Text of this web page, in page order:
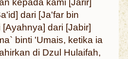
kepada kami [Jarir]
dari [Ja'far bin
dari [Jabir]
binti 'Umais, ketika ia
di Dzul Hulaifah,